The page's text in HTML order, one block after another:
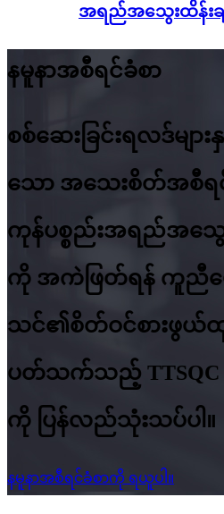
အရည်အသွေးထိန်းချု
နမူနာအစီရင်ခံစာ
စစ်ဆေးခြင်းရလဒ်များ
သော အသေးစိတ်အစီ
ကုန်ပစ္စည်းအရည်အသွေ
ကို အကဲဖြတ်ရန် ကူညီပ
သင်၏စိတ်ဝင်စားဖွယ်
ပတ်သက်သည့် TTSQC
ကို ပြန်လည်သုံးသပ်ပါ။
နမူနာအစီရင်ခံစာကို ရယူပါ။